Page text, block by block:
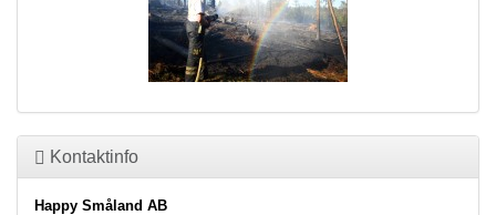
Kontaktinfo
Happy Småland AB